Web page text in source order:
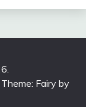
Theme: Fairy by